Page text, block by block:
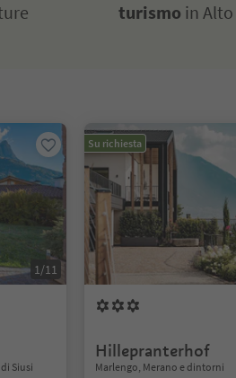
turismo in
1/11
Siusi
Su richiesta
Hillepranterhof
Marlengo, Merano e dintorni